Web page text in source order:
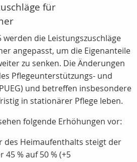
für
werden die Leistungszuschläge
angepasst, um die Eigenanteile
zu senken. Die Änderungen
Pflegeunterstützungs- und
und betreffen insbesondere
in stationärer Pflege leben.
folgende Erhöhungen vor:
des Heimaufenthalts steigt der
45 %auf50 %(+5